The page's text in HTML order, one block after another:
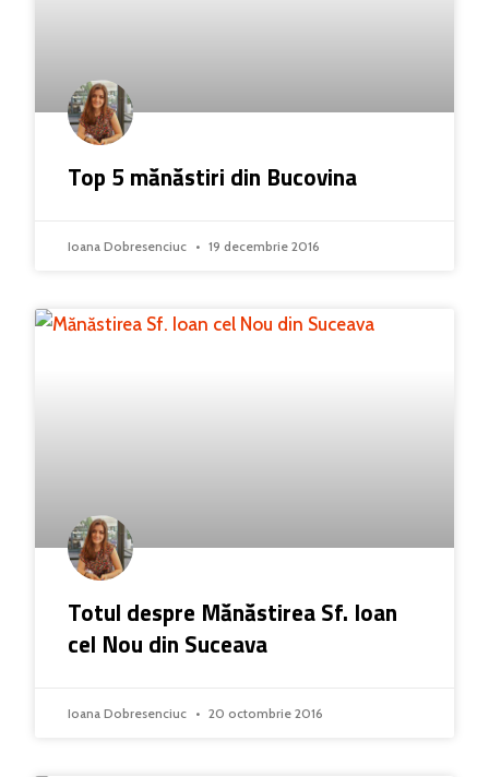
Top 5 mănăstiri din Bucovina
Ioana Dobresenciuc 19 decembrie 2016
Totul despre Mănăstirea Sf. Ioan
cel Nou din Suceava
Ioana Dobresenciuc 20 octombrie 2016